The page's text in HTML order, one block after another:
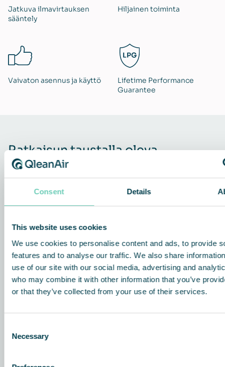
Consent Details
This website uses cookies
We use cookies to personalise content and ads, to provide
features and to analyse our traffic. We also share
use of our site with our social media, advertising and
who may combine it with other information that you’ve
or that they’ve collected from your use of their services.
Selection
Necessary
Jatkuva ilmavirtauksen
sääntely
Hiljainen toiminta
Vaivaton asennus ja käyttö
Lifetime Performance
Guarantee
Ratkaisun taustalla oleva
teknologia